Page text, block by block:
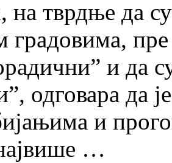
на тврдње да
градовима,
и да
одговара да
и
…